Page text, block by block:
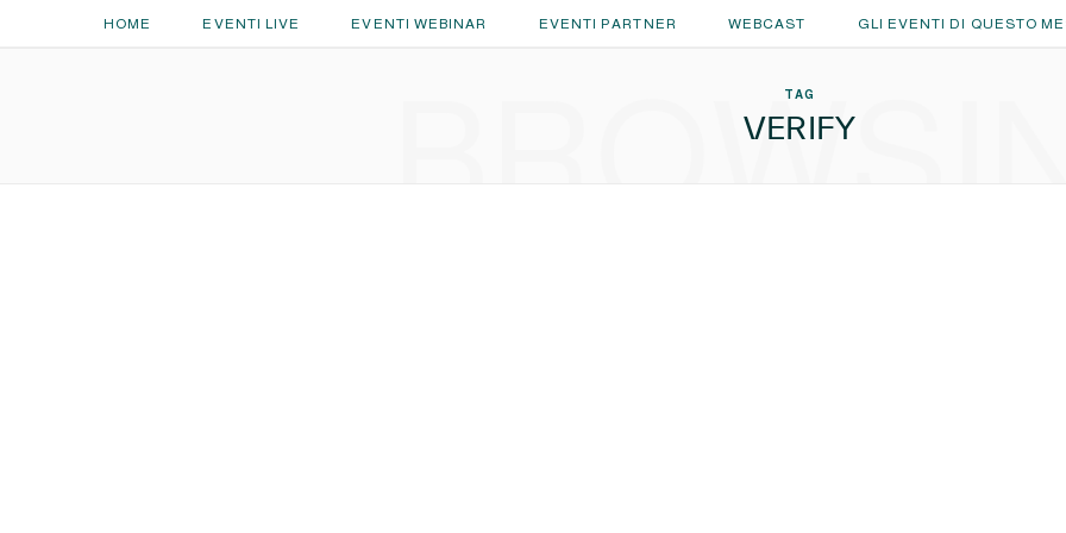
HOME EVENTI LIVE EVENTI WEBINAR EVENTI PARTNER WEBCAST GLI EVENTI DI QUESTO
TAG
VERIFY